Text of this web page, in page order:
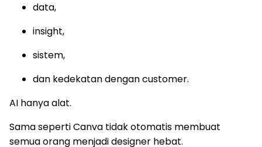
data,
insight,
sistem,
dan kedekatan dengan customer.
AI hanya alat.
Sama seperti Canva tidak otomatis membuat
semua orang menjadi designer hebat.